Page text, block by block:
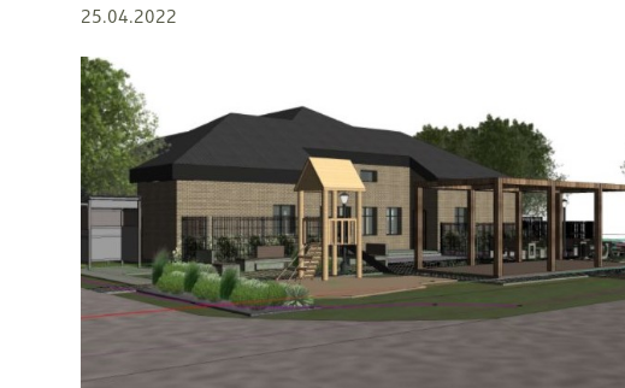
25.04.2022